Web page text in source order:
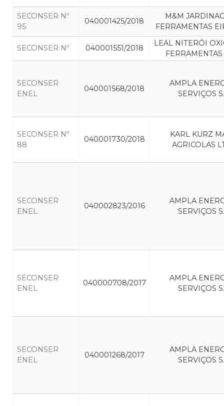
SECONSER Nº
95
040001425/2018
M&M
FERRAMENTAS
SECONSER Nº 040001551/2018
LEAL NITERÓI
SECONSER
ENEL
040001568/2018
AMPLA
SERVIÇOS
SECONSER Nº
88
040001730/2018
KARL KURZ
AGRICOLAS
SECONSER
ENEL
040002823/2016
AMPLA
SERVIÇOS
SECONSER
ENEL
040000708/2017
AMPLA
SERVIÇOS
SECONSER
ENEL
040001268/2017
AMPLA
SERVIÇOS